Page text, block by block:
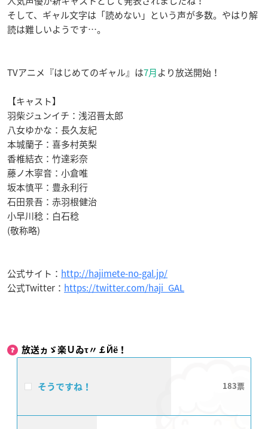
そして、ギャル文字は「読めない」という声が多数。やはり解
読は難しいようです…。
TVアニメ『はじめてのギャル』は7月より放送開始！
【キャスト】
羽柴ジュンイチ：浅沼晋太郎
八女ゆかな：長久友紀
本城蘭子：喜多村英梨
香椎結衣：竹達彩奈
藤ノ木寧音：小倉唯
坂本慎平：豊永利行
石田景吾：赤羽根健治
小早川稔：白石稔
(敬称略)
公式サイト： http://hajimete-no-gal.jp/
公式Twitter： https://twitter.com/haji_GAL
放送ヵゞ楽Ｕゐτ〃￡Йё！
そうですね！ 183